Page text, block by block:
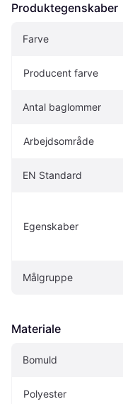
Produktegenskaber
Farve
Producent farve
Antal baglommer
Arbejdsområde
EN Standard
Egenskaber
Målgruppe
Materiale
Bomuld
Polyester